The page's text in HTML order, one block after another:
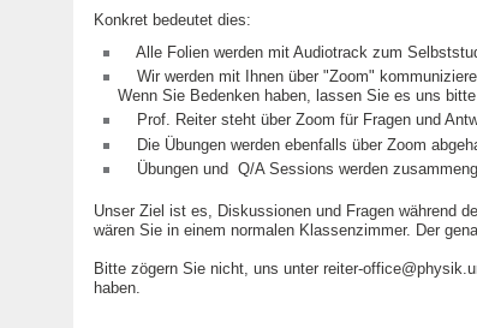
Konkret bedeutet dies:
Alle Folien werden mit Audiotrack zum
Wir werden mit Ihnen über "Zoom"
Wenn Sie Bedenken haben, lassen Sie es uns
Prof. Reiter steht über Zoom für Fragen und
Die Übungen werden ebenfalls über Zoom
Übungen und Q/A Sessions werden
Unser Ziel ist es, Diskussionen und Fragen während
wären Sie in einem normalen Klassenzimmer. Der
Bitte zögern Sie nicht, uns unter reiter-
haben.